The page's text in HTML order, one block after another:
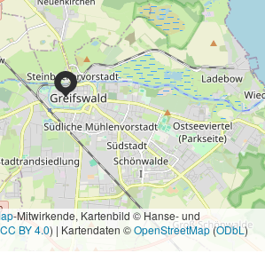
-Mitwirkende, Kartenbild © Hanse- und
CC BY 4.0) | Kartendaten ©OpenStreetMap(ODbL)